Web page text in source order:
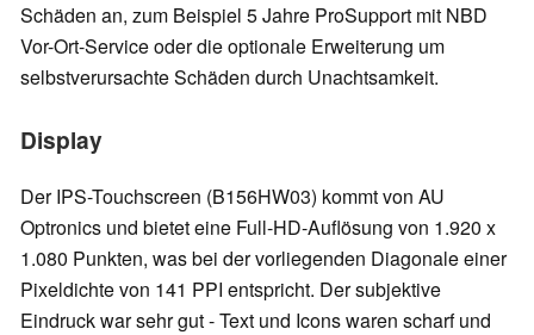
Schäden an, zum Beispiel 5 Jahre ProSupport mit NBD
Vor-Ort-Service oder die optionale Erweiterung um
selbstverursachte Schäden durch Unachtsamkeit.
Display
Der IPS-Touchscreen (B156HW03) kommt von AU
Optronics und bietet eine Full-HD-Auflösung von 1.920 x
1.080 Punkten, was bei der vorliegenden Diagonale einer
Pixeldichte von 141 PPI entspricht. Der subjektive
Eindruck war sehr gut - Text und Icons waren scharf und